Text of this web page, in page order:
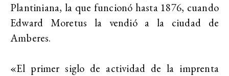
Plantiniana, la que funcionó hasta 1876, cuando
Edward Moretus la vendió a la ciudad de
Amberes.
«El primer siglo de actividad de la imprenta